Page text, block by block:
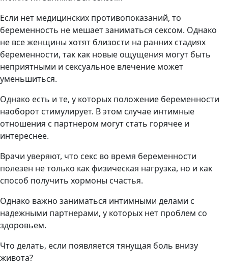
Если нет медицинских противопоказаний, то
беременность не мешает заниматься сексом. Однако
не все женщины хотят близости на ранних стадиях
беременности, так как новые ощущения могут быть
неприятными и сексуальное влечение может
уменьшиться.
Однако есть и те, у которых положение беременности
наоборот стимулирует. В этом случае интимные
отношения с партнером могут стать горячее и
интереснее.
Врачи уверяют, что секс во время беременности
полезен не только как физическая нагрузка, но и как
способ получить хормоны счастья.
Однако важно заниматься интимными делами с
надежными партнерами, у которых нет проблем со
здоровьем.
Что делать, если появляется тянущая боль внизу
живота?